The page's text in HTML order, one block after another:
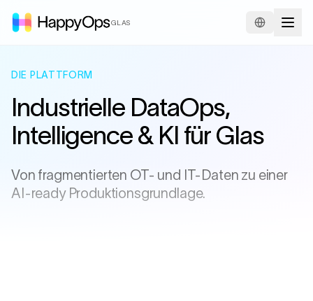
GLAS
DIE PLATTFORM
Industrielle DataOps,
Intelligence & KI für Glas
Von fragmentierten OT- und IT-Daten zu einer
AI-ready Produktionsgrundlage.